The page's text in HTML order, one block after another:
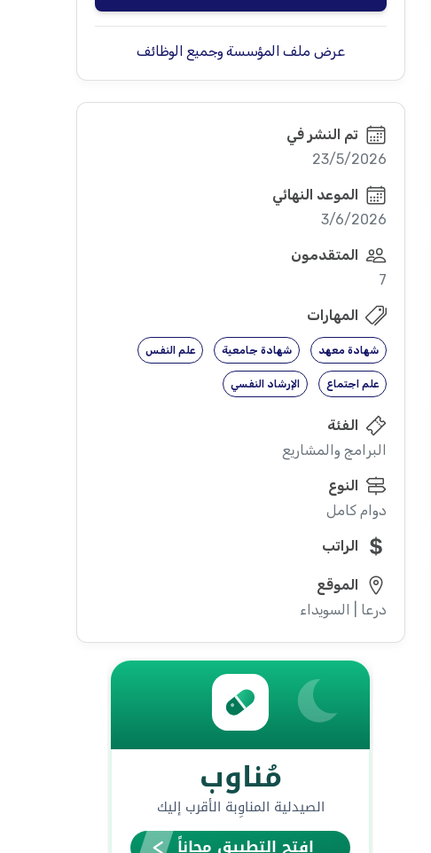
عرض ملف المؤسسة وجميع الوظائف
تم النشر في
23/5/2026
الموعد النهائي
3/6/2026
المتقدمون
7
المهارات
شهادة معهد شهادة جامعية علم النفس
علم اجتماع الإرشاد النفسي
الفئة
البرامج والمشاريع
النوع
دوام كامل
الراتب
الموقع
درعا | السويداء